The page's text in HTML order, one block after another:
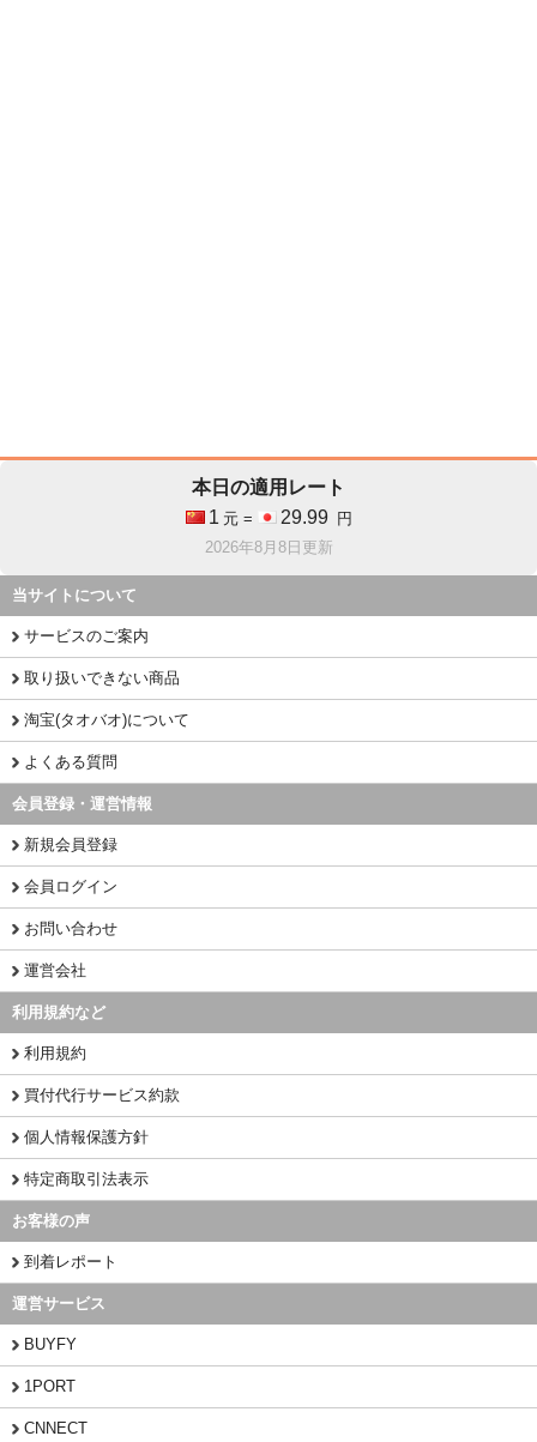
本日の適用レート
1 元 = 29.99
円
2026年8月8日更新
当サイトについて
サービスのご案内
取り扱いできない商品
淘宝(タオバオ)について
よくある質問
会員登録・運営情報
新規会員登録
会員ログイン
お問い合わせ
運営会社
利用規約など
利用規約
買付代行サービス約款
個人情報保護方針
特定商取引法表示
お客様の声
到着レポート
運営サービス
BUYFY
1PORT
CNNECT